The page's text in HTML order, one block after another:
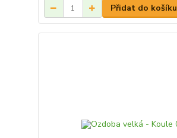
Přidat do košíku